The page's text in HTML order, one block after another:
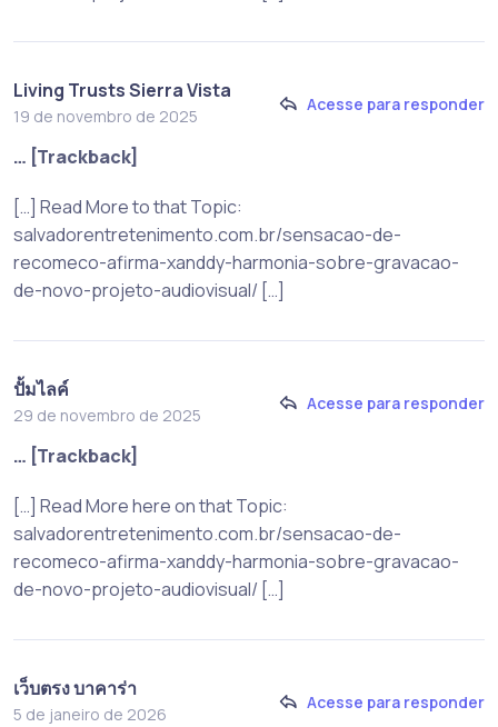
Living Trusts Sierra Vista
19 de novembro de 2025
Acesse para responder
… [Trackback]
[…] Read More to that Topic:
salvadorentretenimento.com.br/sensacao-de-
recomeco-afirma-xanddy-harmonia-sobre-gravacao-
de-novo-projeto-audiovisual/ […]
ปั้มไลค์
29 de novembro de 2025
Acesse para responder
… [Trackback]
[…] Read More here on that Topic:
salvadorentretenimento.com.br/sensacao-de-
recomeco-afirma-xanddy-harmonia-sobre-gravacao-
de-novo-projeto-audiovisual/ […]
เว็บตรง บาคาร่า
5 de janeiro de 2026
Acesse para responder